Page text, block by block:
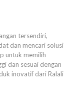
tersendiri,
dan mencari solusi
untuk memilih
dan sesuai dengan
inovatif dari Ralali